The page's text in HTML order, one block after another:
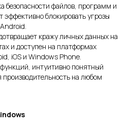
безопасности файлов, программ и
эффективно блокировать угрозы
кражу личных данных на
и доступен на платформах
iOS и Windows Phone.
интуитивно понятный
производительность на любом